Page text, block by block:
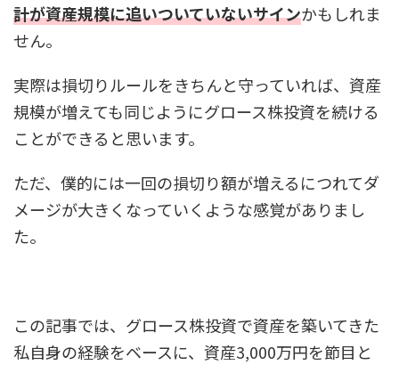
計が資産規模に追いついていないサインかもしれま
せん。
実際は損切りルールをきちんと守っていれば、資産
規模が増えても同じようにグロース株投資を続ける
ことができると思います。
ただ、僕的には一回の損切り額が増えるにつれてダ
メージが大きくなっていくような感覚がありまし
た。
この記事では、グロース株投資で資産を築いてきた
私自身の経験をベースに、資産3,000万円を節目と